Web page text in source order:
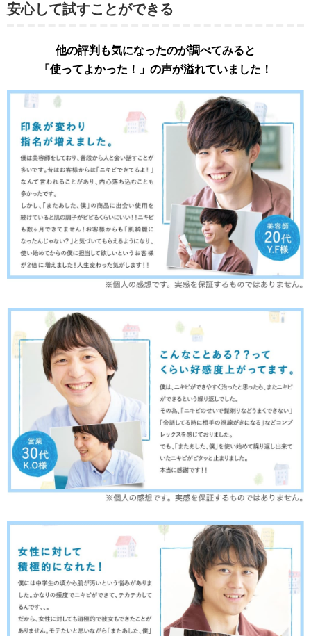
安心して試すことができる
他の評判も気になったのが調べてみると
「使ってよかった！」の声が溢れていました！